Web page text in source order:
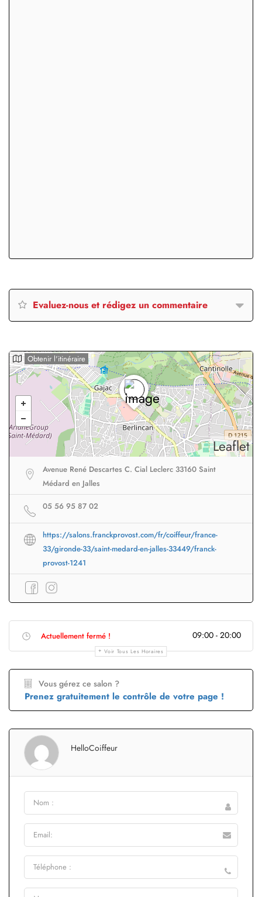
Evaluez-nous et rédigez un commentaire
Leaflet
Obtenir l'itinéraire
Avenue René Descartes C. Cial Leclerc 33160 Saint
Médard en Jalles
05 56 95 87 02
https://salons.franckprovost.com/fr/coiffeur/france-
33/gironde-33/saint-medard-en-jalles-33449/franck-
provost-1241
Actuellement fermé ! 09:00 - 20:00
Voir Tous Les Horaires
Vous gérez ce salon ?
Prenez gratuitement le contrôle de votre page !
HelloCoiffeur